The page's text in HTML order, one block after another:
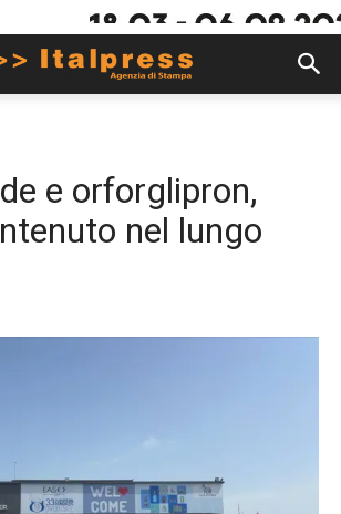
e orforglipron,
nel lungo